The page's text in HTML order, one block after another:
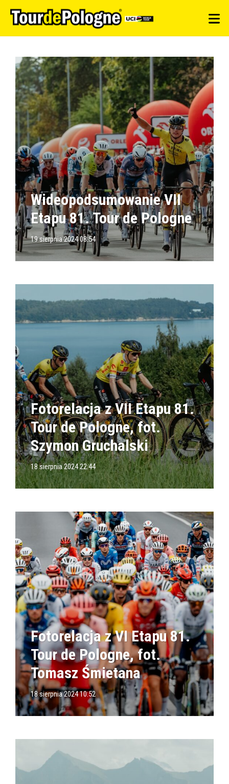
Wideopodsumowanie VII
Etapu 81. Tour de Pologne
19 sierpnia 2024 08:54
Fotorelacja z VII Etapu 81.
Tour de Pologne, fot.
Szymon Gruchalski
18 sierpnia 2024 22:44
Fotorelacja z VI Etapu 81.
Tour de Pologne, fot.
Tomasz Śmietana
18 sierpnia 2024 10:52